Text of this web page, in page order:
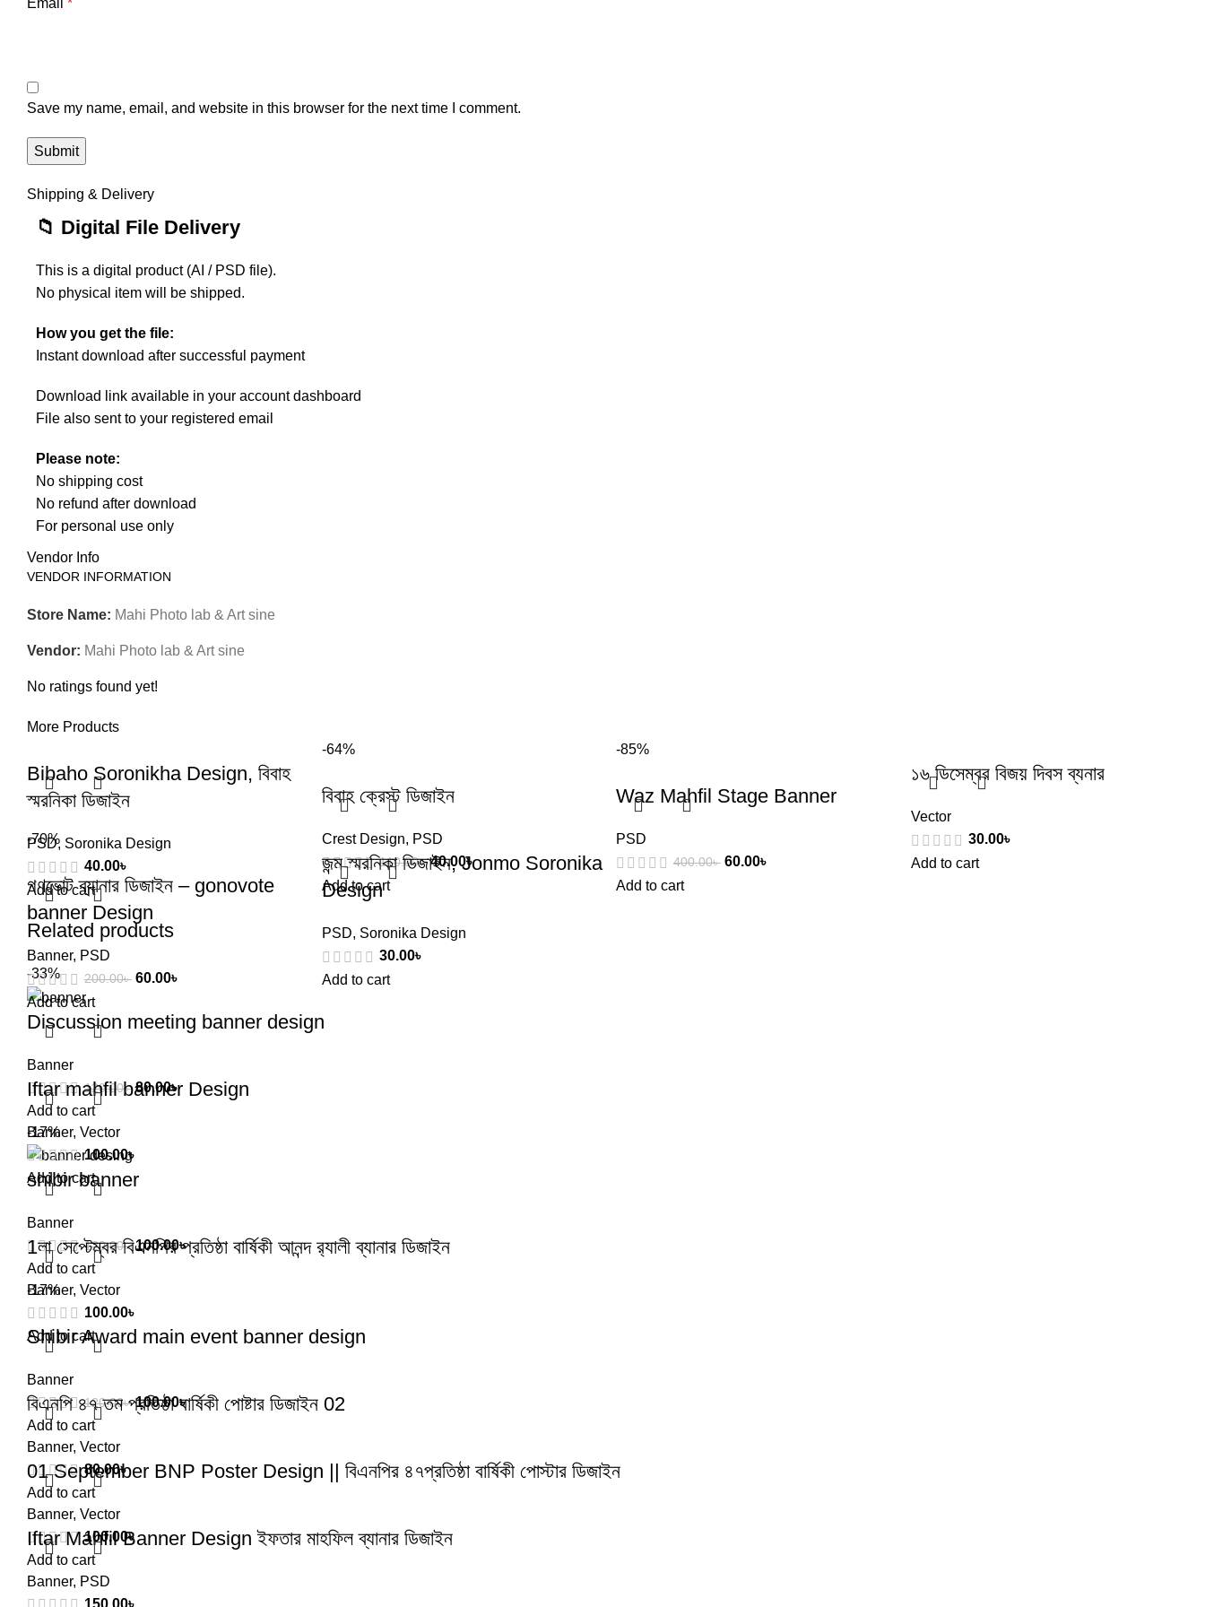
Email *
Save my name, email, and website in this browser for the next time I comment.
Shipping & Delivery
📁 Digital File Delivery
This is a digital product (AI / PSD file).
No physical item will be shipped.
How you get the file:
Instant download after successful payment
Download link available in your account dashboard
File also sent to your registered email
Please note:
No shipping cost
No refund after download
For personal use only
Vendor Info
VENDOR INFORMATION
Store Name: Mahi Photo lab & Art sine
Vendor: Mahi Photo lab & Art sine
No ratings found yet!
More Products
Bibaho Soronikha Design, বিবাহ
স্মরনিকা ডিজাইন
PSD, Soronika Design
40.00৳
Add to cart
-64%
বিবাহ ক্রেস্ট ডিজাইন
Crest Design, PSD
110.00৳ 40.00৳
Add to cart
-85%
Waz Mahfil Stage Banner
PSD
400.00৳ 60.00৳
Add to cart
১৬ ডিসেম্বর বিজয় দিবস ব্যনার
Vector
30.00৳
Add to cart
-70%
গণভোট ব্যানার ডিজাইন – gonovote
banner Design
Banner, PSD
200.00৳ 60.00৳
Add to cart
জন্ম স্মরনিকা ডিজাইন, Jonmo Soronika
Design
PSD, Soronika Design
30.00৳
Add to cart
Related products
-33%
Discussion meeting banner design
Banner
120.00৳ 80.00৳
Add to cart
Iftar mahfil banner Design
Banner, Vector
100.00৳
Add to cart
-17%
shibir banner
Banner
120.00৳ 100.00৳
Add to cart
1লা সেপ্টেম্বর বিএনপির প্রতিষ্ঠা বার্ষিকী আনন্দ র‌্যালী ব্যানার ডিজাইন
Banner, Vector
100.00৳
Add to cart
-17%
Shibir Award main event banner design
Banner
120.00৳ 100.00৳
Add to cart
বিএনপি ৪৭ তম প্রতিষ্ঠা বার্ষিকী পোষ্টার ডিজাইন 02
Banner, Vector
80.00৳
Add to cart
01 September BNP Poster Design || বিএনপির ৪৭প্রতিষ্ঠা বার্ষিকী পোস্টার ডিজাইন
Banner, Vector
100.00৳
Add to cart
Iftar Mahfil Banner Design ইফতার মাহফিল ব্যানার ডিজাইন
Banner, PSD
150.00৳